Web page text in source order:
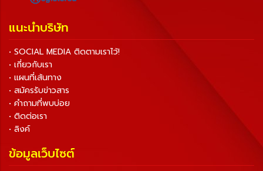
แนะนำบริษัท
• SOCIAL MEDIA ติดตามเราไว้!
• เกี่ยวกับเรา
• แผนที่เส้นทาง
• สมัครรับข่าวสาร
• คำถามที่พบบ่อย
• ติดต่อเรา
• ลิงค์
ข้อมูลเว็บไซต์